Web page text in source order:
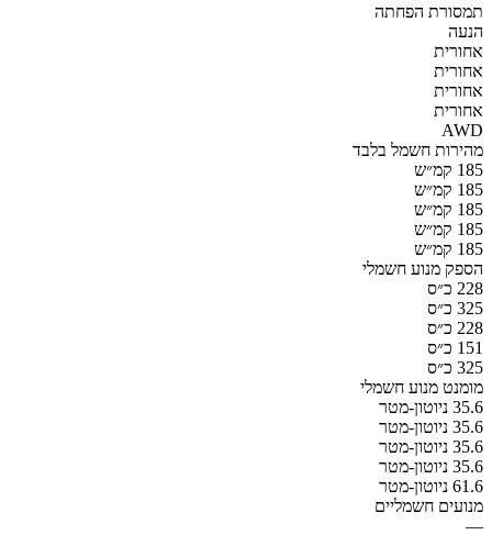
תמסורת הפחתה
הנעה
אחורית
אחורית
אחורית
אחורית
AWD
מהירות חשמל בלבד
185 קמ״ש
185 קמ״ש
185 קמ״ש
185 קמ״ש
185 קמ״ש
הספק מנוע חשמלי
228 כ״ס
325 כ״ס
228 כ״ס
151 כ״ס
325 כ״ס
מומנט מנוע חשמלי
35.6 ניוטון-מטר
35.6 ניוטון-מטר
35.6 ניוטון-מטר
35.6 ניוטון-מטר
61.6 ניוטון-מטר
מנועים חשמליים
—